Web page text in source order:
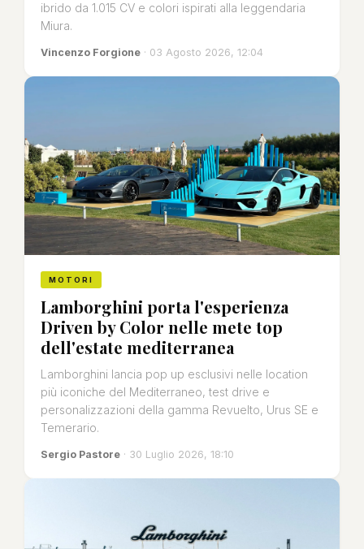
ibrido da 1.015 CV e colori ispirati alla leggendaria
Miura.
Vincenzo Forgione · 03 Agosto 2026, 12:04
MOTORI
Lamborghini porta l'esperienza
Driven by Color nelle mete top
dell'estate mediterranea
Lamborghini lancia pop up esclusivi nelle location
più iconiche del Mediterraneo, test drive e
personalizzazioni della gamma Revuelto, Urus SE e
Temerario.
Sergio Pastore · 30 Luglio 2026, 18:10